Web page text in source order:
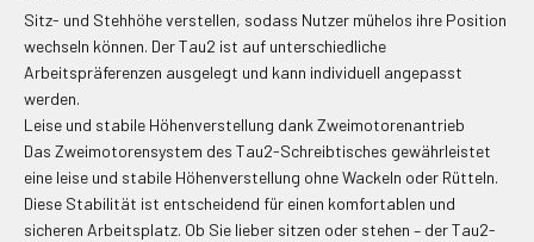
Sitz- und Stehhöhe verstellen, sodass Nutzer mühelos ihre Position
wechseln können. Der Tau2 ist auf unterschiedliche
Arbeitspräferenzen ausgelegt und kann individuell angepasst
werden.
Leise und stabile Höhenverstellung dank Zweimotorenantrieb
Das Zweimotorensystem des Tau2-Schreibtisches gewährleistet
eine leise und stabile Höhenverstellung ohne Wackeln oder Rütteln.
Diese Stabilität ist entscheidend für einen komfortablen und
sicheren Arbeitsplatz. Ob Sie lieber sitzen oder stehen – der Tau2-